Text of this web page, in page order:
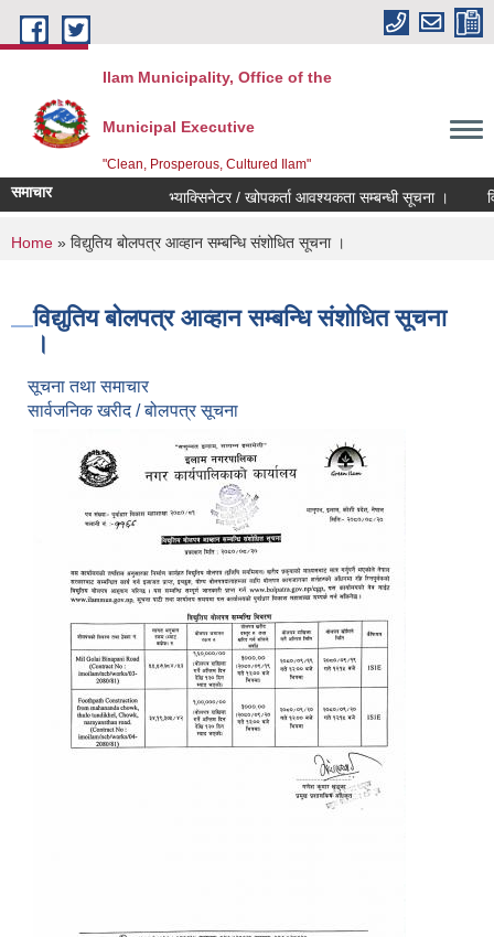
Skip to main content
Ilam Municipality, Office of the
Municipal Executive
"Clean, Prosperous, Cultured Ilam"
समाचार भ्याक्सिनेटर / खोपकर्ता आवश्यकता सम्बन्धी सूचना ।
You are here
Home » विद्युतिय बोलपत्र आव्हान सम्बन्धि संशोधित सूचना ।
विद्युतिय बोलपत्र आव्हान सम्बन्धि संशोधित सूचना
।
सूचना तथा समाचार
सार्वजनिक खरीद / बोलपत्र सूचना